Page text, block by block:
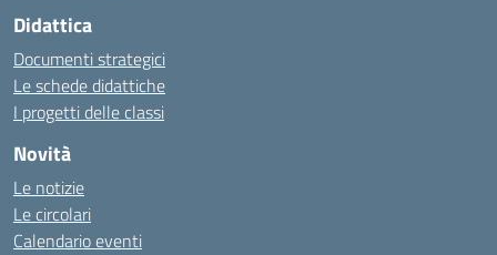
Didattica
Documenti strategici
Le schede didattiche
I progetti delle classi
Novità
Le notizie
Le circolari
Calendario eventi